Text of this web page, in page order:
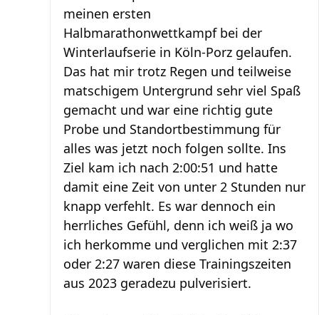
meinen ersten
Halbmarathonwettkampf bei der
Winterlaufserie in Köln-Porz gelaufen.
Das hat mir trotz Regen und teilweise
matschigem Untergrund sehr viel Spaß
gemacht und war eine richtig gute
Probe und Standortbestimmung für
alles was jetzt noch folgen sollte. Ins
Ziel kam ich nach 2:00:51 und hatte
damit eine Zeit von unter 2 Stunden nur
knapp verfehlt. Es war dennoch ein
herrliches Gefühl, denn ich weiß ja wo
ich herkomme und verglichen mit 2:37
oder 2:27 waren diese Trainingszeiten
aus 2023 geradezu pulverisiert.